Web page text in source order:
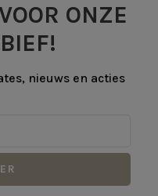
ONZE
nieuws en acties